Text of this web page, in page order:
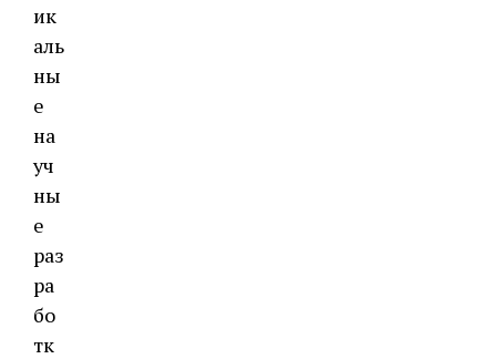
ик
аль
ны
е
на
уч
ны
е
раз
ра
бо
тк